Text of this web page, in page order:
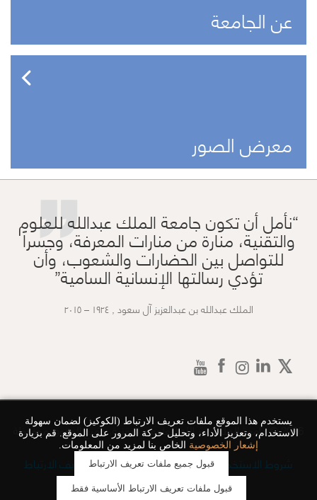
يستخدم هذا الموقع ملفات تعريف الارتباط (الكوكيز) لضمان سهولة
الاستخدام، وتعزيز الأداء، وتحليل حركة المرور على الموقع. قم بزيارة
إشعار الخصوصية الخاص بنا لمزيد من المعلومات.
قبول جميع ملفات تعريف الارتباط
قبول ملفات تعريف الارتباط الأساسية فقط
عن الجامعة
معرض الصور ”
نأمل أن تكون جامعة الملك عبدالله للعلوم
والتقنية، منارة من منارات المعرفة، وجسراً
للتواصل بين الحضارات والشعوب، وأن
تؤدي رسالتها الإنسانية السامية
الملك عبدالله بن عبدالعزيز آل سعود , ١٩٢٤ – ٢٠١٥
2026 © جامعة الملك عبد الله للعلوم و التقنية، جميع الحقوق محفوظة
شروط الاستخدام سياسة الخصوصية ملفات تعريف الارتباط
تواصل معنا